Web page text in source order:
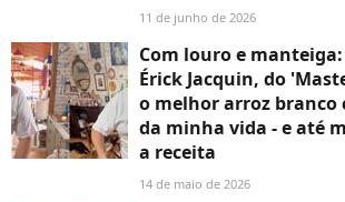
11 de junho de 2026
Com louro e
Érick Jacquin, do
o melhor arroz branco
da minha vida - e até
a receita
14 de maio de 2026